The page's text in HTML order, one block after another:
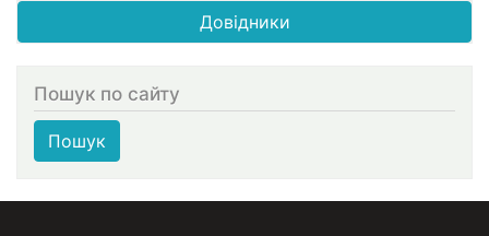
Довідники
Пошук по сайту
Пошук